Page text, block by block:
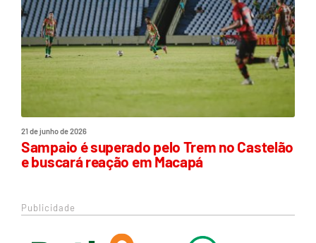
21 de junho de 2026
Sampaio é superado pelo Trem no Castelão
e buscará reação em Macapá
Publicidade